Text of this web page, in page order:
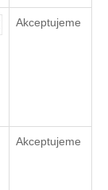
Akceptujeme
Akceptujeme